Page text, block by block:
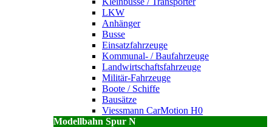
LKW
Anhänger
Busse
Einsatzfahrzeuge
Kommunal- / Baufahrzeuge
Landwirtschaftsfahrzeuge
Militär-Fahrzeuge
Boote / Schiffe
Bausätze
Viessmann CarMotion H0
Modellbahn Spur N